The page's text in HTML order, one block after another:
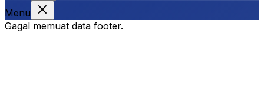
Menu
Gagal memuat data footer.